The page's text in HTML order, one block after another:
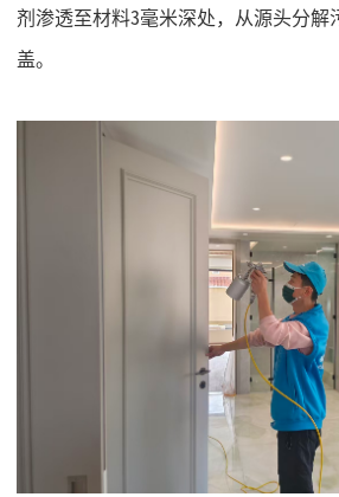
剂渗透至材料3毫米深处，从源头分解
盖。